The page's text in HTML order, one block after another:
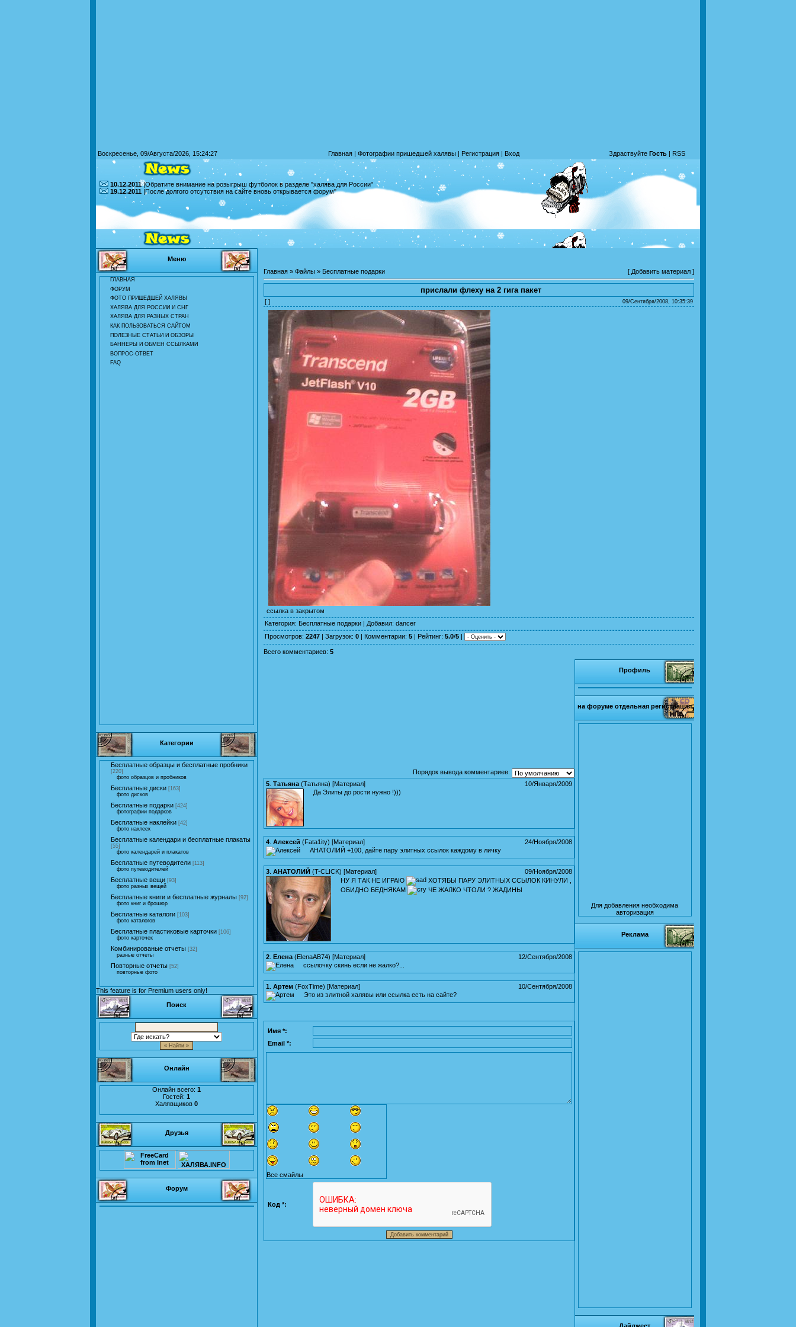
Воскресенье, 09/Августа/2026, 15:24:27 Главная | Фотографии пришедшей халявы | Регистрация | Вход Здраствуйте Гость | RSS
10.12.2011|Обратите внимание на розыгрыш футболок в разделе "халява для России"
19.12.2011 |После долгого отсутствия на сайте вновь открывается форум"
Меню
ГЛАВНАЯ
ФОРУМ
ФОТО ПРИШЕДШЕЙ ХАЛЯВЫ
ХАЛЯВА ДЛЯ РОССИИ И СНГ
ХАЛЯВА ДЛЯ РАЗНЫХ СТРАН
КАК ПОЛЬЗОВАТЬСЯ САЙТОМ
ПОЛЕЗНЫЕ СТАТЬИ И ОБЗОРЫ
БАННЕРЫ И ОБМЕН ССЫЛКАМИ
ВОПРОС-ОТВЕТ
FAQ
Категории
Бесплатные образцы и бесплатные пробники
[220]
фото образцов и пробников
Бесплатные диски [163]
фото дисков
Бесплатные подарки [424]
фотографии подарков
Бесплатные наклейки [42]
фото наклеек
Бесплатные календари и бесплатные плакаты
[55]
фото календарей и плакатов
Бесплатные путеводители [113]
фото путеводителей
Бесплатные вещи [93]
фото разных вещей
Бесплатные книги и бесплатные журналы [92]
фото книг и брошюр
Бесплатные каталоги [103]
фото каталогов
Бесплатные пластиковые карточки [106]
фото карточек
Комбинированые отчеты [32]
разные отчеты
Повторные отчеты [52]
повторные фото
This feature is for Premium users only!
Поиск
Онлайн
Онлайн всего: 1
Гостей: 1
Халявщиков 0
Друзья
Форум
Главная » Файлы » Бесплатные подарки [ Добавить материал ]
прислали флеху на 2 гига пакет
[ ] 09/Сентября/2008, 10:35:39
ссылка в закрытом
Категория: Бесплатные подарки | Добавил: dancer
Просмотров: 2247 | Загрузок: 0 | Комментарии: 5 | Рейтинг: 5.0/5 |
Всего комментариев: 5
Порядок вывода комментариев:
10/Января/2009
5 Татьяна (Татьяна) [Материал]
Да Элиты до рости нужно !)))
24/Ноября/2008
4 Алексей (Fata1ity) [Материал]
АНАТОЛИЙ +100, дайте пару элитных ссылок каждому в личку
09/Ноября/2008
3 АНАТОЛИЙ (T-CLICK) [Материал]
НУ Я ТАК НЕ ИГРАЮ
ХОТЯБЫ ПАРУ ЭЛИТНЫХ ССЫЛОК КИНУЛИ ,
ОБИДНО БЕДНЯКАМ
ЧЕ ЖАЛКО ЧТОЛИ ? ЖАДИНЫ
12/Сентября/2008
2 Елена (ElenaAB74) [Материал]
ссылочку скинь если не жалко?...
10/Сентября/2008
1 Артем (FoxTime) [Материал]
Это из элитной халявы или ссылка есть на сайте?
Имя *:
Email *:
Все смайлы
Код *:
Профиль
на форуме отдельная регистрация
Для добавления необходима
авторизация
Реклама